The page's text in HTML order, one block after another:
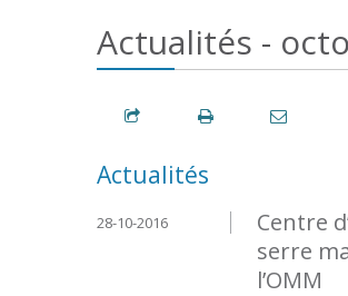
Actualités -
Actualités
Centre
serre
l’OMM
28-10-2016